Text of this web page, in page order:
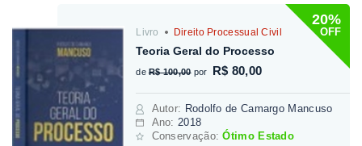
20%
OFF
Livro Direito Processual Civil
Teoria Geral do Processo
de R$ 100,00 por R$ 80,00
Autor: Rodolfo de Camargo Mancuso
Ano: 2018
Conservação:Ótimo Estado